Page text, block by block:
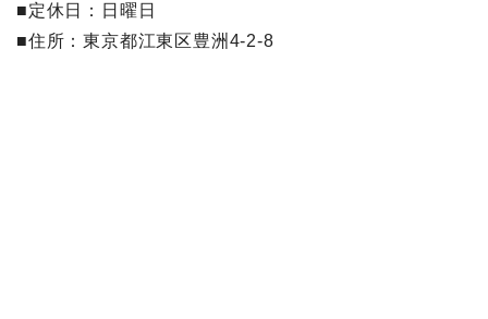
■定休日：日曜日
■住所：東京都江東区豊洲4-2-8